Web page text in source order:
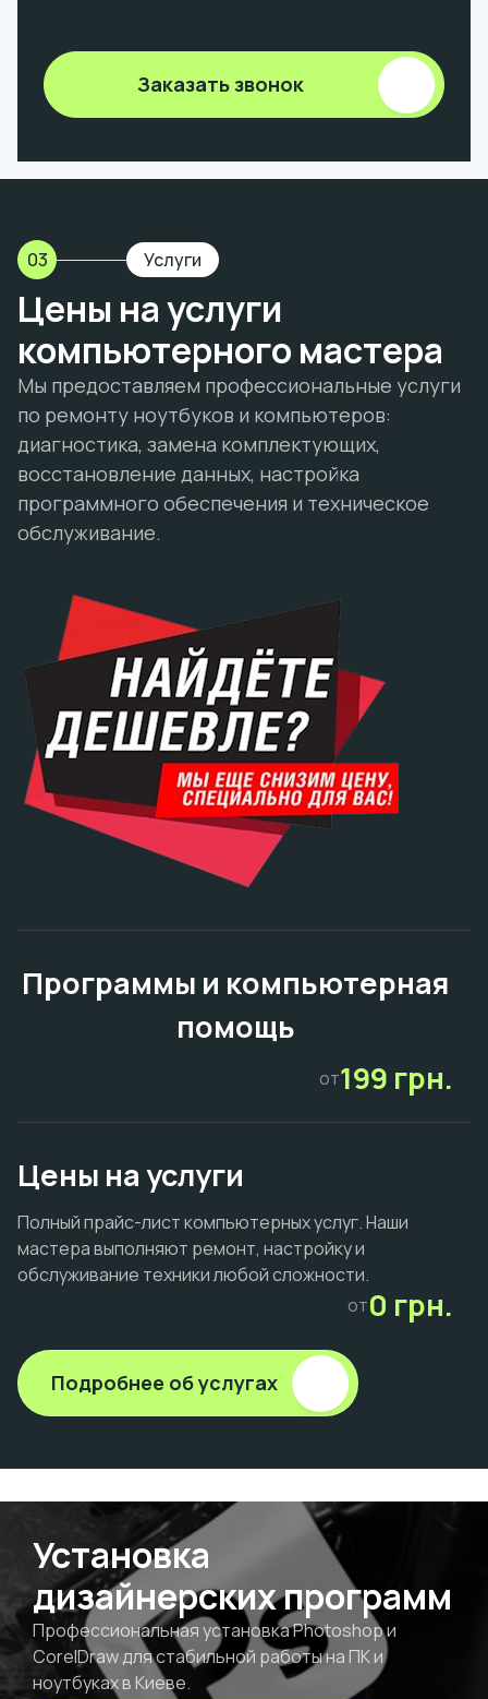
Заказать звонок
03 Услуги
Цены на услуги
компьютерного мастера
Мы предоставляем профессиональные услуги
по ремонту ноутбуков и компьютеров:
диагностика, замена комплектующих,
восстановление данных, настройка
программного обеспечения и техническое
обслуживание.
Программы и компьютерная
помощь
от199 грн.
Цены на услуги
Полный прайс-лист компьютерных услуг. Наши
мастера выполняют ремонт, настройку и
обслуживание техники любой сложности.
от0 грн.
Подробнее об услугах
Установка
дизайнерских программ
Профессиональная установка Photoshop и
CorelDraw для стабильной работы на ПК и
ноутбуках в Киеве.